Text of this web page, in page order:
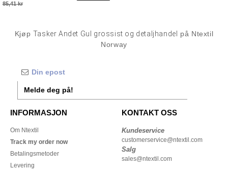
85,41 kr
Kjøp Tasker Andet Gul grossist og detaljhandel
på Ntextil
Norway
Melde deg på!
INFORMASJON
Om Ntextil
Track my order now
Betalingsmetoder
Levering
KONTAKT OSS
Kundeservice
customerservice@ntextil.com
Salg
sales@ntextil.com